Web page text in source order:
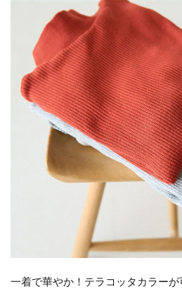
一着で華やか！テラコッタカラーが